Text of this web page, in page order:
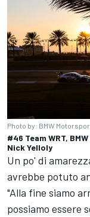
Photo by: BMW
#46 Team WRT,
Nick Yelloly
Un po' di
avrebbe potuto
"Alla fine siamo
possiamo essere